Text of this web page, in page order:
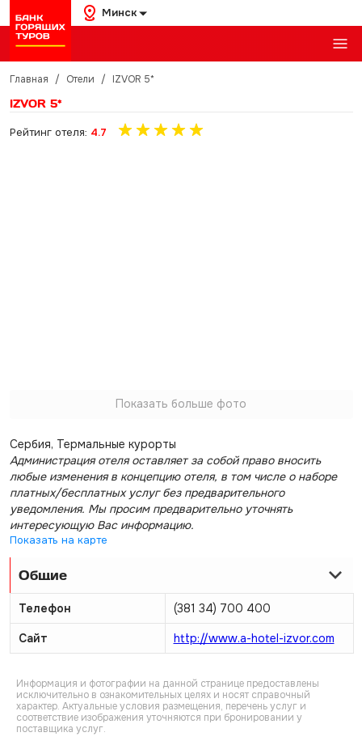
Минск
Главная / Отели / IZVOR 5*
IZVOR 5*
Рейтинг отеля: 4.7
Показать больше фото
Сербия, Термальные курорты
Администрация отеля оставляет за собой право вносить
любые изменения в концепцию отеля, в том числе о наборе
платных/бесплатных услуг без предварительного
уведомления. Мы просим предварительно уточнять
интересующую Вас информацию.
Показать на карте
Общие
Телефон (381 34) 700 400
Сайт http://www.a-hotel-izvor.com
Информация и фотографии на данной странице предоставлены
исключительно в ознакомительных целях и носят справочный
характер. Актуальные условия размещения, перечень услуг и
соответствие изображения уточняются при бронировании у
поставщика услуг.